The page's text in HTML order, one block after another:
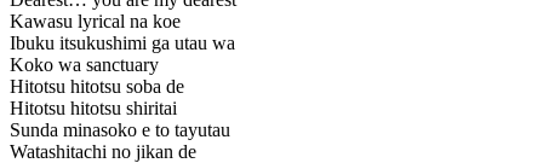
Kawasu lyrical na koe
Ibuku itsukushimi ga utau wa
Koko wa sanctuary
Hitotsu hitotsu soba de
Hitotsu hitotsu shiritai
Sunda minasoko e to tayutau
Watashitachi no jikan de